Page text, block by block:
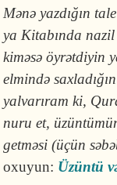
Mənə yazdığın
ya Kitabında
kiməsə öyrətdiyin
elmində
yalvarıram ki,
nuru et,
getməsi (üçün
oxuyun: Üzüntü